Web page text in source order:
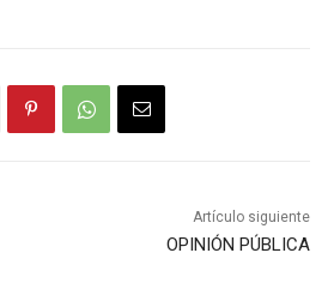
Artículo siguiente
OPINIÓN PÚBLICA